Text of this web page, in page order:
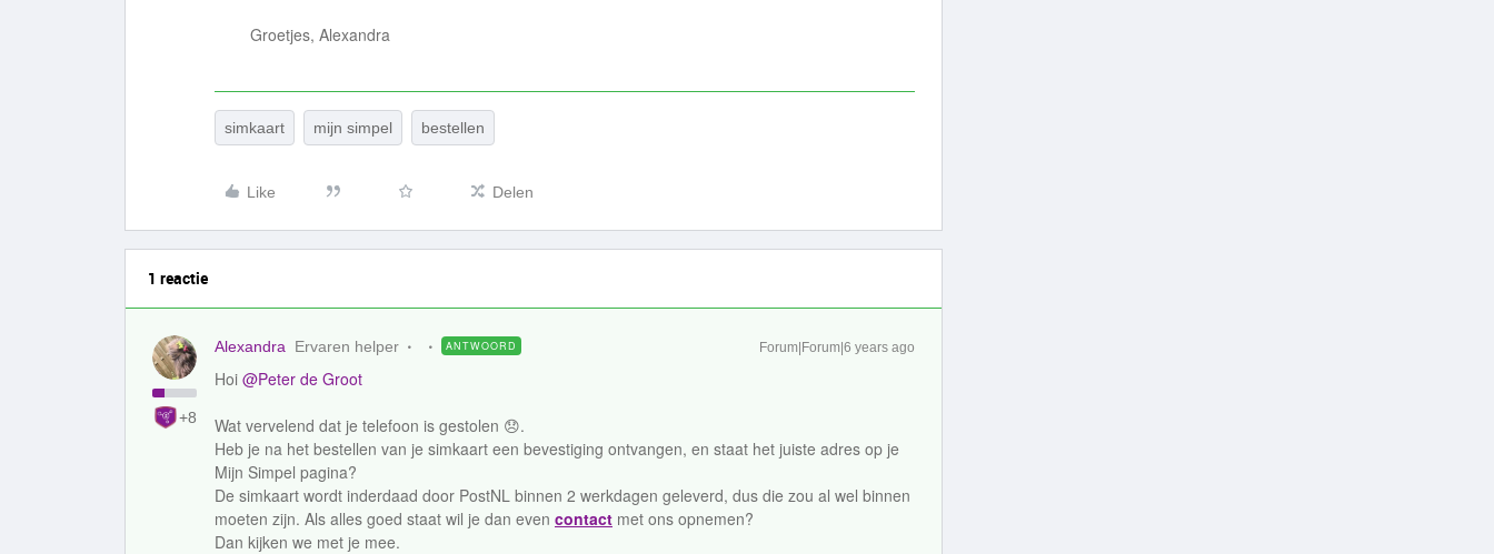
Groetjes, Alexandra
simkaart mijn simpel bestellen
Like Delen
1 reactie
+8
Alexandra Ervaren helper ANTWOORD Forum|Forum|6 years ago
Hoi @Peter de Groot
Wat vervelend dat je telefoon is gestolen 😞.
Heb je na het bestellen van je simkaart een bevestiging ontvangen, en staat het juiste adres op je
Mijn Simpel pagina?
De simkaart wordt inderdaad door PostNL binnen 2 werkdagen geleverd, dus die zou al wel binnen
moeten zijn. Als alles goed staat wil je dan even contact met ons opnemen?
Dan kijken we met je mee.